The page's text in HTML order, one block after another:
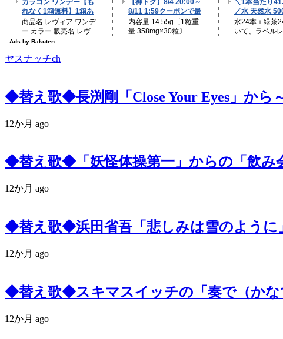
ヤスナッチch
◆替え歌◆長渕剛「Close Your Eyes」から
12か月 ago
◆替え歌◆「妖怪体操第一」からの「飲み
12か月 ago
◆替え歌◆浜田省吾「悲しみは雪のように
12か月 ago
◆替え歌◆スキマスイッチの「奏で（かな
12か月 ago